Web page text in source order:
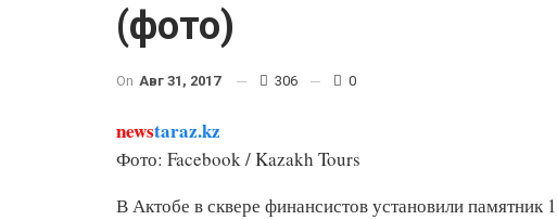
(фото)
On Авг 31, 2017 306 0
newstaraz.kz
Фото: Facebook / Kazakh Tours
В Актобе в сквере финансистов установили памятник